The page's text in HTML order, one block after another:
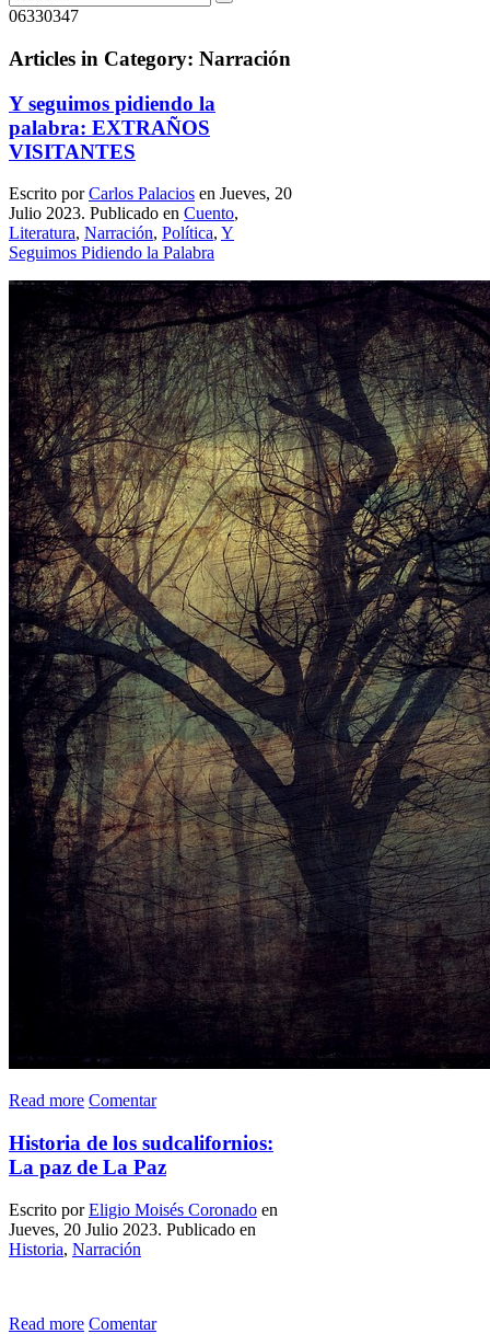
06330347
Articles in Category: Narración
Y seguimos pidiendo la
palabra: EXTRAÑOS
VISITANTES
Escrito porCarlos Palacios en Jueves, 20
Julio 2023. Publicado en Cuento,
Literatura, Narración, Política, Y
Seguimos Pidiendo la Palabra
Read more Comentar
Historia de los sudcalifornios:
La paz de La Paz
Escrito porEligio Moisés Coronado en
Jueves, 20 Julio 2023. Publicado en
Historia, Narración
Read more Comentar